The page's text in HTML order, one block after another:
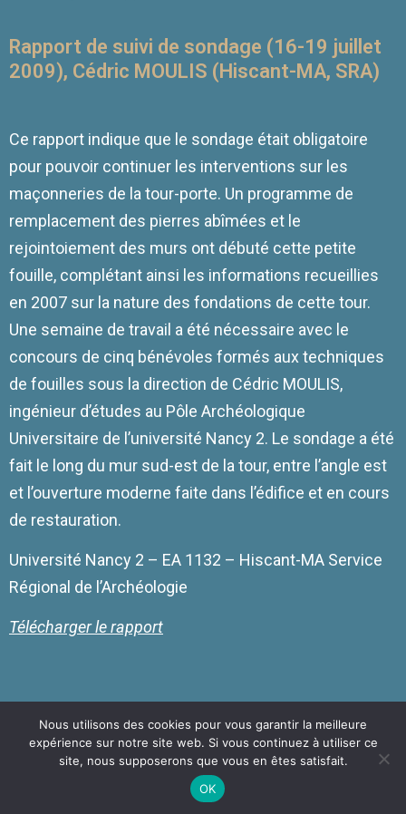
Rapport de suivi de sondage (16-19 juillet
2009), Cédric MOULIS (Hiscant-MA, SRA)
Ce rapport indique que le sondage était obligatoire
pour pouvoir continuer les interventions sur les
maçonneries de la tour-porte. Un programme de
remplacement des pierres abîmées et le
rejointoiement des murs ont débuté cette petite
fouille, complétant ainsi les informations recueillies
en 2007 sur la nature des fondations de cette tour.
Une semaine de travail a été nécessaire avec le
concours de cinq bénévoles formés aux techniques
de fouilles sous la direction de Cédric MOULIS,
ingénieur d’études au Pôle Archéologique
Universitaire de l’université Nancy 2. Le sondage a été
fait le long du mur sud-est de la tour, entre l’angle est
et l’ouverture moderne faite dans l’édifice et en cours
de restauration.
Université Nancy 2 – EA 1132 – Hiscant-MA Service
Régional de l’Archéologie
Télécharger le rapport
Copyright © 2026Association Gombervaux Politique De
MusicFocus By
Nous utilisons des cookies pour vous garantir la meilleure
expérience sur notre site web. Si vous continuez à utiliser ce
site, nous supposerons que vous en êtes satisfait.
OK